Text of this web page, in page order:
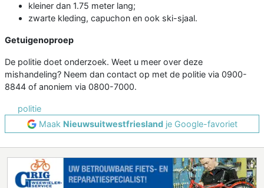
kleiner dan 1.75 meter lang;
zwarte kleding, capuchon en ook ski-sjaal.
Getuigenoproep
De politie doet onderzoek. Weet u meer over deze
mishandeling? Neem dan contact op met de politie via 0900-
8844 of anoniem via 0800-7000.
politie
Maak Nieuwsuitwestfrieslandje Google-favoriet